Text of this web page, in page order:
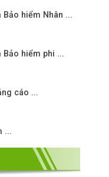
Bảo hiểm Nhân ...
Bảo hiểm phi ...
cáo ...
...